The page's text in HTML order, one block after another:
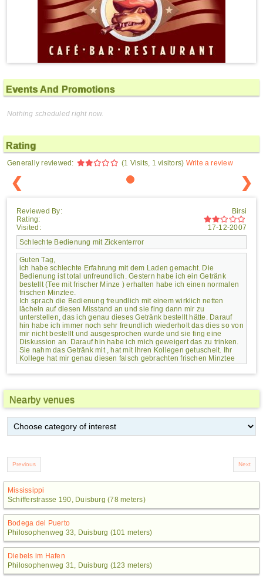
Events And Promotions
Nothing scheduled right now.
Rating
Generally reviewed: (1 Visits, 1 visitors) Write a review
❮ ❯
Reviewed By:
Rating:
Visited:
Birsi
17-12-2007
Schlechte Bedienung mit Zickenterror
Guten Tag,
ich habe schlechte Erfahrung mit dem Laden gemacht. Die
Bedienung ist total unfreundlich. Gestern habe ich ein Getränk
bestellt (Tee mit frischer Minze ) erhalten habe ich einen normalen
frischen Minztee.
Ich sprach die Bedienung freundlich mit einem wirklich netten
lächeln auf diesen Misstand an und sie fing dann mir zu
unterstellen, das ich genau dieses Getränk bestellt hätte. Darauf
hin habe ich immer noch sehr freundlich wiederholt das dies so von
mir nicht bestellt und ausgesprochen wurde und sie fing eine
Diskussion an. Darauf hin habe ich mich geweigert das zu trinken.
Sie nahm das Getränk mit , hat mit Ihren Kollegen getuschelt. Ihr
Kollege hat mir genau diesen falsch gebrachten frischen Minztee
zum Tisch gebracht und den als schwarzen Tee mit frischer Minze
mir hingestellt.
natürlich nicht getrunken, da diese unfreundliche Türkin oder was
auch immer ihre Kollegen angestiftet hat mich als Gast zu mobben.
Der Laden hat eh einen schlechten Ruf gehabt, jetzt weiss ich auch
warum. Eine Freundin von mir hat letztes Jahr im Sommer einen
schlecht gewordenen Orangensaft serviert bekommen. Der wurde
anstandslos getauscht, aber auch nur weil der Kellner davon
Mitarbeiter scheinbar keine Gäste mehr sehen und hören können.
Den Laden werde ich mit Sicherheit nicht mehr besuchen.
Nearby venues
Mississippi
Schifferstrasse 190, Duisburg (78 meters)
Bodega del Puerto
Philosophenweg 33, Duisburg (101 meters)
Diebels im Hafen
Philosophenweg 31, Duisburg (123 meters)